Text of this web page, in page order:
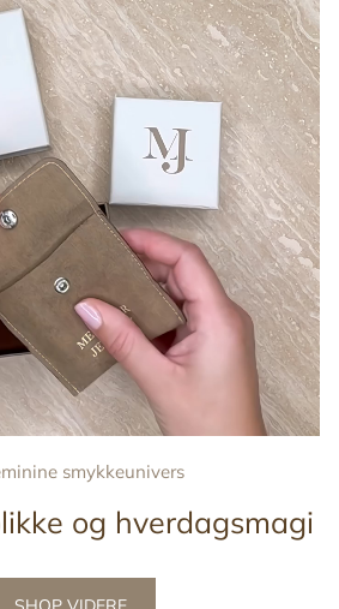
smykkeunivers
og hverdagsmagi